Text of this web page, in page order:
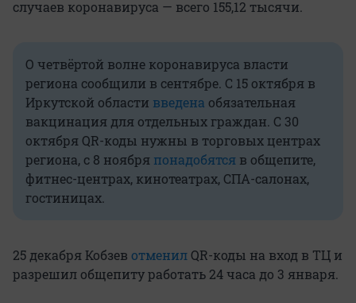
случаев коронавируса — всего 155,12 тысячи.
О четвёртой волне коронавируса власти
региона сообщили в сентябре. С 15 октября в
Иркутской области введена обязательная
вакцинация для отдельных граждан. С 30
октября QR-коды нужны в торговых центрах
региона, с 8 ноября понадобятся в общепите,
фитнес-центрах, кинотеатрах, СПА-салонах,
гостиницах.
25 декабря Кобзев отменилQR-коды на вход в ТЦ и
разрешил общепиту работать 24 часа до 3 января.